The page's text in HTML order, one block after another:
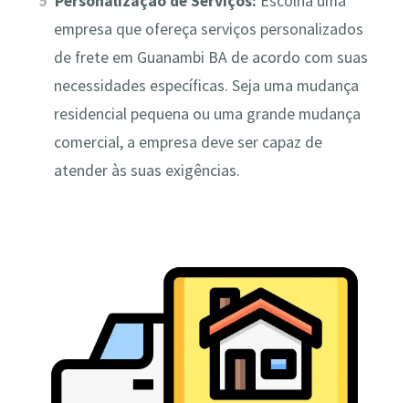
empresa que ofereça serviços personalizados
de frete em Guanambi BA de acordo com suas
necessidades específicas. Seja uma mudança
residencial pequena ou uma grande mudança
comercial, a empresa deve ser capaz de
atender às suas exigências.